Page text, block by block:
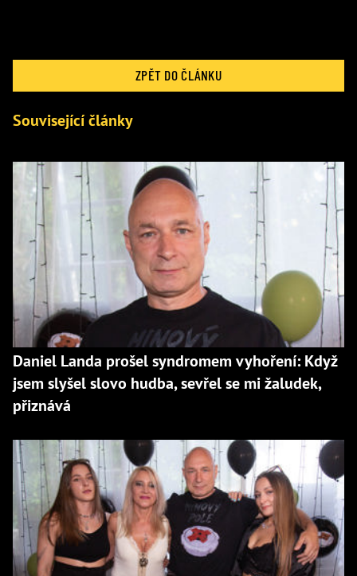
ZPĚT DO ČLÁNKU
Související články
Daniel Landa prošel syndromem vyhoření: Když
jsem slyšel slovo hudba, sevřel se mi žaludek,
přiznává